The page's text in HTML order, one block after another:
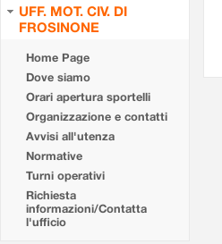
UFF. MOT. CIV. DI
FROSINONE
Home Page
Dove siamo
Orari apertura sportelli
Organizzazione e contatti
Avvisi all'utenza
Normative
Turni operativi
Richiesta
informazioni/Contatta
l'ufficio